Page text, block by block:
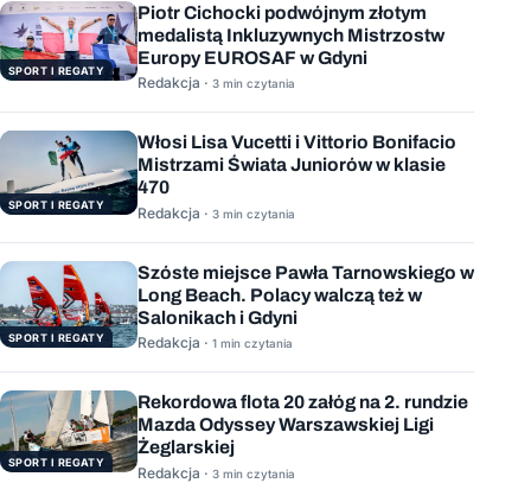
SPORT I REGATY
Piotr Cichocki podwójnym złotym
medalistą Inkluzywnych Mistrzostw
Europy EUROSAF w Gdyni
Redakcja · 3 min czytania
SPORT I REGATY
Włosi Lisa Vucetti i Vittorio Bonifacio
Mistrzami Świata Juniorów w klasie
470
Redakcja · 3 min czytania
SPORT I REGATY
Szóste miejsce Pawła Tarnowskiego w
Long Beach. Polacy walczą też w
Salonikach i Gdyni
Redakcja · 1 min czytania
SPORT I REGATY
Rekordowa flota 20 załóg na 2. rundzie
Mazda Odyssey Warszawskiej Ligi
Żeglarskiej
Redakcja · 3 min czytania